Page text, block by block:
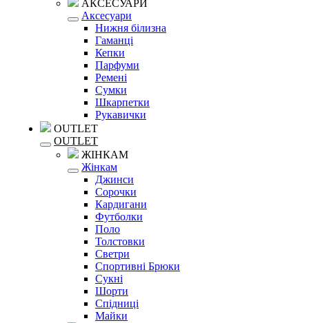
АКСЕСУАРИ
Аксесуари
Нижня білизна
Гаманці
Кепки
Парфуми
Ремені
Сумки
Шкарпетки
Рукавички
OUTLET
OUTLET
ЖІНКАМ
Жінкам
Джинси
Сорочки
Кардигани
Футболки
Поло
Толстовки
Светри
Спортивні Брюки
Сукні
Шорти
Спідниці
Майки